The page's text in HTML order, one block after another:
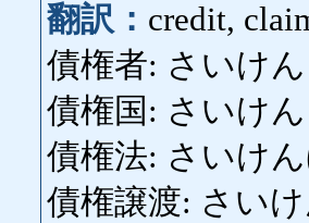
翻訳： credit,
債権者: さいけ
債権国: さいけ
債権法: さいけ
債権譲渡: さいけ